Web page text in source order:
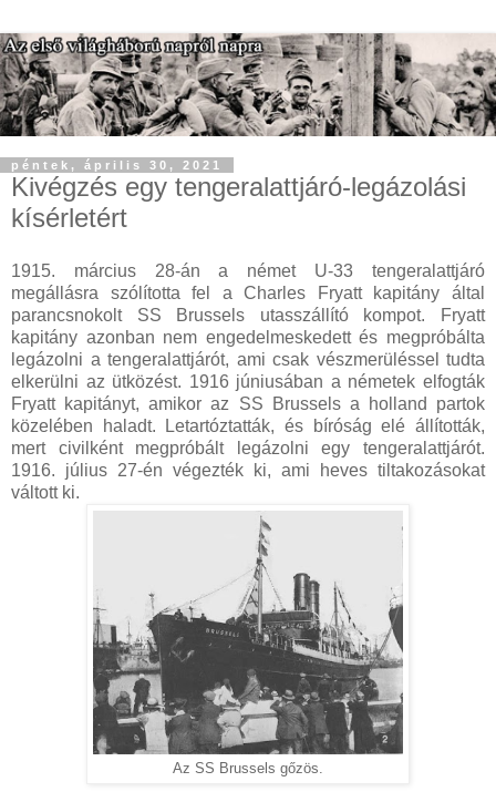
péntek, április 30, 2021
Kivégzés egy tengeralattjáró-legázolási
kísérletért
1915. március 28-án a német U-33 tengeralattjáró
megállásra szólította fel a Charles Fryatt kapitány által
parancsnokolt SS Brussels utasszállító kompot. Fryatt
kapitány azonban nem engedelmeskedett és megpróbálta
legázolni a tengeralattjárót, ami csak vészmerüléssel tudta
elkerülni az ütközést. 1916 júniusában a németek elfogták
Fryatt kapitányt, amikor az SS Brussels a holland partok
közelében haladt. Letartóztatták, és bíróság elé állították,
mert civilként megpróbált legázolni egy tengeralattjárót.
1916. július 27-én végezték ki, ami heves tiltakozásokat
váltott ki.
Az SS Brussels gőzös.